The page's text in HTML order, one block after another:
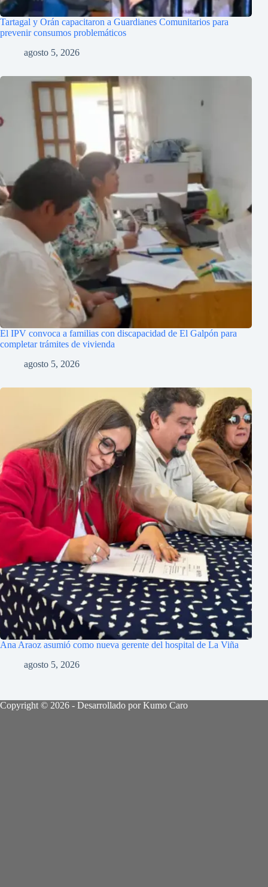
Tartagal y Orán capacitaron a Guardianes Comunitarios para
prevenir consumos problemáticos
agosto 5, 2026
El IPV convoca a familias con discapacidad de El Galpón para
completar trámites de vivienda
agosto 5, 2026
Ana Araoz asumió como nueva gerente del hospital de La Viña
agosto 5, 2026
Copyright © 2026 - Desarrollado por Kumo Caro